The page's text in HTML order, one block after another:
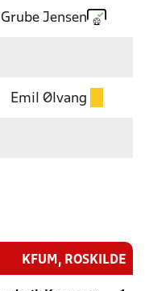
Jensen
Emil Ølvang
KFUM, ROSKILDE